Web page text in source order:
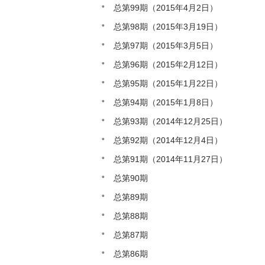
总第99期（2015年4月2日）
总第98期（2015年3月19日）
总第97期（2015年3月5日）
总第96期（2015年2月12日）
总第95期（2015年1月22日）
总第94期（2015年1月8日）
总第93期（2014年12月25日）
总第92期（2014年12月4日）
总第91期（2014年11月27日）
总第90期
总第89期
总第88期
总第87期
总第86期